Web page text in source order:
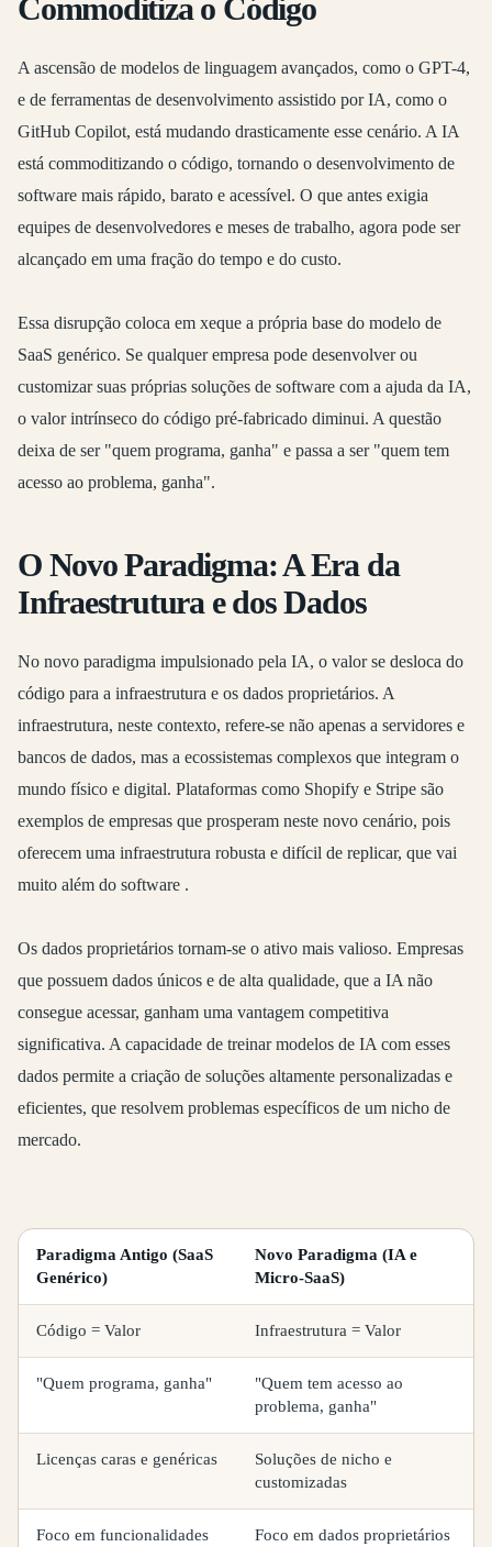
Commoditiza o Código
A ascensão de modelos de linguagem avançados, como o GPT-4,
e de ferramentas de desenvolvimento assistido por IA, como o
GitHub Copilot, está mudando drasticamente esse cenário. A IA
está commoditizando o código, tornando o desenvolvimento de
software mais rápido, barato e acessível. O que antes exigia
equipes de desenvolvedores e meses de trabalho, agora pode ser
alcançado em uma fração do tempo e do custo.
Essa disrupção coloca em xeque a própria base do modelo de
SaaS genérico. Se qualquer empresa pode desenvolver ou
customizar suas próprias soluções de software com a ajuda da IA,
o valor intrínseco do código pré-fabricado diminui. A questão
deixa de ser "quem programa, ganha" e passa a ser "quem tem
acesso ao problema, ganha".
O Novo Paradigma: A Era da
Infraestrutura e dos Dados
No novo paradigma impulsionado pela IA, o valor se desloca do
código para a infraestrutura e os dados proprietários. A
infraestrutura, neste contexto, refere-se não apenas a servidores e
bancos de dados, mas a ecossistemas complexos que integram o
mundo físico e digital. Plataformas como Shopify e Stripe são
exemplos de empresas que prosperam neste novo cenário, pois
oferecem uma infraestrutura robusta e difícil de replicar, que vai
muito além do software .
Os dados proprietários tornam-se o ativo mais valioso. Empresas
que possuem dados únicos e de alta qualidade, que a IA não
consegue acessar, ganham uma vantagem competitiva
significativa. A capacidade de treinar modelos de IA com esses
dados permite a criação de soluções altamente personalizadas e
eficientes, que resolvem problemas específicos de um nicho de
mercado.
Paradigma Antigo (SaaS
Genérico)
Novo Paradigma (IA e
Micro-SaaS)
Código = Valor Infraestrutura = Valor
"Quem programa, ganha"
"Quem tem acesso ao
problema, ganha"
Licenças caras e genéricas
Soluções de nicho e
customizadas
Foco em funcionalidades Foco em dados proprietários